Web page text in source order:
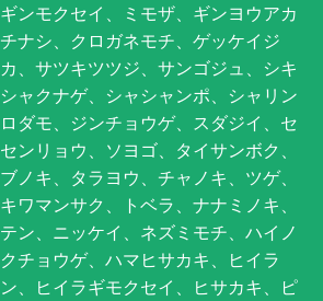
ンモクセイ、ミモザ、ギンヨウアカ
ナシ、クロガネモチ、ゲッケイジ
、サツキツツジ、サンゴジュ、シキ
ャクナゲ、シャシャンポ、シャリン
ダモ、ジンチョウゲ、スダジイ、セ
ンリョウ、ソヨゴ、タイサンボク、
ノキ、タラヨウ、チャノキ、ツゲ、
ワマンサク、トベラ、ナナミノキ、
ン、ニッケイ、ネズミモチ、ハイノ
チョウゲ、ハマヒサカキ、ヒイラ
、ヒイラギモクセイ、ヒサカキ、ピ